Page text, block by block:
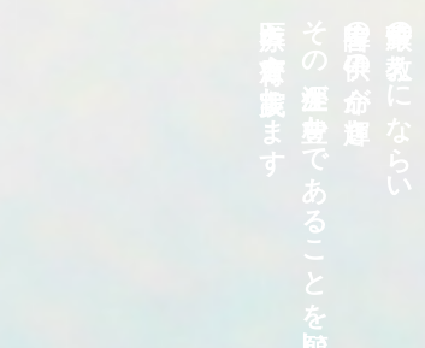
華厳の教えにならい
その生涯が豊かであることを願い
医療と療育を実践します